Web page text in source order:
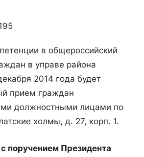
в общероссийский
в управе района
2014 года будет
прием граждан
должностными лицами по
холмы, д. 27, корп. 1.
с поручением Президента